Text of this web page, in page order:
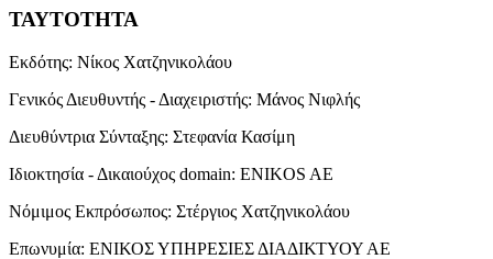
ΤΑΥΤΟΤΗΤΑ
Εκδότης: Νίκος Χατζηνικολάου
Γενικός Διευθυντής - Διαχειριστής: Μάνος Νιφλής
Διευθύντρια Σύνταξης: Στεφανία Κασίμη
Ιδιοκτησία - Δικαιούχος domain: ENIKOS AE
Νόμιμος Εκπρόσωπος: Στέργιος Χατζηνικολάου
Επωνυμία: ΕΝΙΚΟΣ ΥΠΗΡΕΣΙΕΣ ΔΙΑΔΙΚΤΥΟΥ ΑΕ